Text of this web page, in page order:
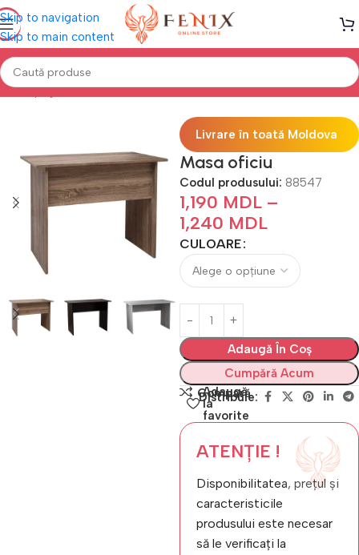
Skip to navigation
Skip to main content
Prima pagină Mobilă BIROU Mese de birou
Livrare în toată Moldova
Masa oficiu
Codul produsului: 88547
1,190 MDL –
1,240 MDL
CULOARE
Adaugă În Coș
Cumpără Acum
Compară
Adaugă
la
favorite
Distribuie:
ATENȚIE !
Disponibilitatea, prețul și
caracteristicile
produsului este necesar
să le verificați la